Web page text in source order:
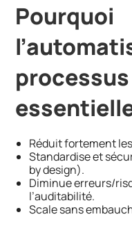
Pourquoi
Réduit fortement
Standardise et
by design).
Diminue erreurs/
l’auditabilité.
Scale sans